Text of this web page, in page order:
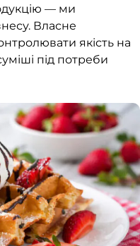
— ми
Власне
якість на
під потреби